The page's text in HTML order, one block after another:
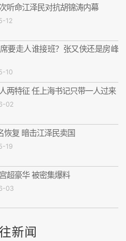
听命江泽民对抗胡锦涛内幕
12
要走人谁接班？张又侠还是房峰
10
两特征 任上海书记只带一人过来
02
恢复 暗击江泽民卖国
19
超豪华 被密集爆料
03
新闻